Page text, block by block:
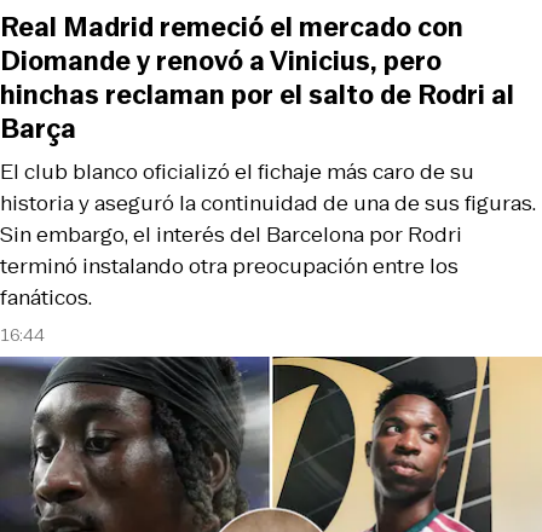
16:44
El club blanco oficializó el fichaje más caro de su
historia y aseguró la continuidad de una de sus figuras.
Sin embargo, el interés del Barcelona por Rodri
terminó instalando otra preocupación entre los
fanáticos.
Real Madrid remeció el mercado con
Diomande y renovó a Vinicius, pero
hinchas reclaman por el salto de Rodri al
Barça